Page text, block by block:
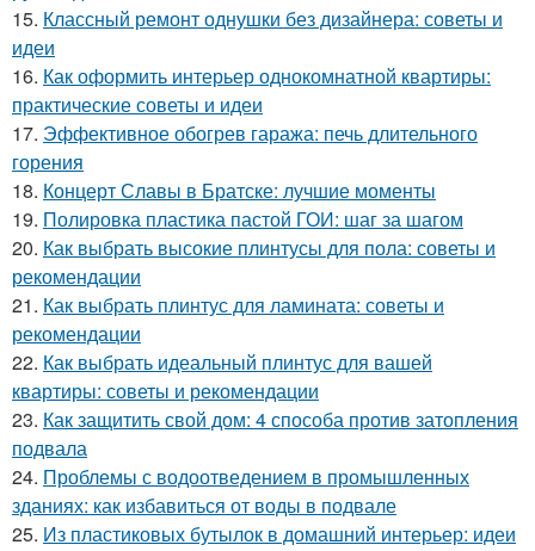
15. Классный ремонт однушки без дизайнера: советы и
идеи
16. Как оформить интерьер однокомнатной квартиры:
практические советы и идеи
17. Эффективное обогрев гаража: печь длительного
горения
18. Концерт Славы в Братске: лучшие моменты
19. Полировка пластика пастой ГОИ: шаг за шагом
20. Как выбрать высокие плинтусы для пола: советы и
рекомендации
21. Как выбрать плинтус для ламината: советы и
рекомендации
22. Как выбрать идеальный плинтус для вашей
квартиры: советы и рекомендации
23. Как защитить свой дом: 4 способа против затопления
подвала
24. Проблемы с водоотведением в промышленных
зданиях: как избавиться от воды в подвале
25. Из пластиковых бутылок в домашний интерьер: идеи